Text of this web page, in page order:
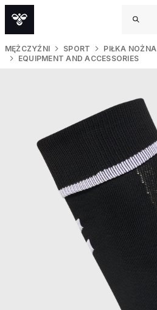
MĘŻCZYŹNI SPORT
PIŁKA NOŻNA
EQUIPMENT AND ACCESSORIES